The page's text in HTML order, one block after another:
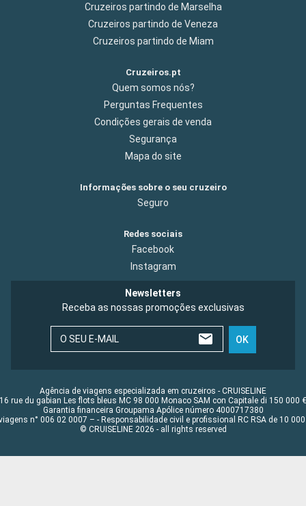
Cruzeiros partindo de Marselha
Cruzeiros partindo de Veneza
Cruzeiros partindo de Miam
Cruzeiros.pt
Quem somos nós?
Perguntas Frequentes
Condições gerais de venda
Segurança
Mapa do site
Informações sobre o seu cruzeiro
Seguro
Redes sociais
Facebook
Instagram
Newsletters
Receba as nossas promoções exclusivas
O SEU E-MAIL OK
Agência de viagens especializada em cruzeiros - CRUISELINE
16 rue du gabian Les flots bleus MC 98 000 Monaco SAM con Capitale di 150 000 €
Garantia financeira Groupama Apólice número 4000717380
n° 006 02 0007 – - Responsabilidade civil e profissional RC RSA de 10 000
© CRUISELINE 2026 - all rights reserved